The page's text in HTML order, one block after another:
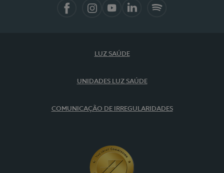
LUZ SAÚDE
UNIDADES LUZ SAÚDE
COMUNICAÇÃO DE IRREGULARIDADES